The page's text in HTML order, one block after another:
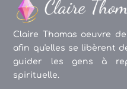
Claire Thomas oeuvre
afin qu'elles se libèrent
guider les gens à
spirituelle.